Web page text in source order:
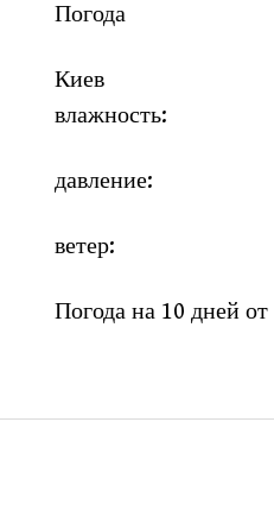
Погода
Киев
влажность:
давление:
ветер:
Погода на 10 дней от